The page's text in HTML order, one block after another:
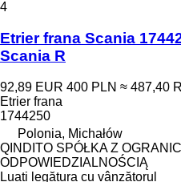
4
Etrier frana Scania
Scania R
92,89 EUR 400 PLN ≈ 487,40
Etrier frana
1744250
Polonia, Michałów
QINDITO SPÓŁKA Z
ODPOWIEDZIALNOŚCIĄ
Luați legătura cu vânzătorul